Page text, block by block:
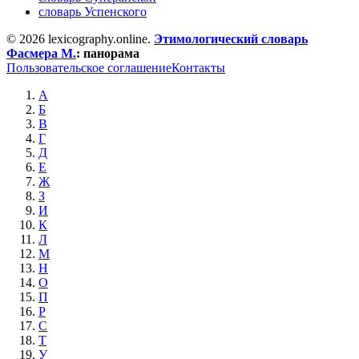
словарь Успенского
© 2026 lexicography.online. Этимологический словарь
Фасмера М.: панорама
Пользовательское соглашениеКонтакты
А
Б
В
Г
Д
Е
Ж
З
И
К
Л
М
Н
О
П
Р
С
Т
У